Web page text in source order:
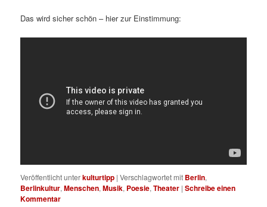
Das wird sicher schön – hier zur Einstimmung:
Veröffentlicht unterkulturtipp |Verschlagwortet mit Berlin,
Berlinkultur,Menschen,Musik, Poesie,Theater |Schreibe einen
Kommentar